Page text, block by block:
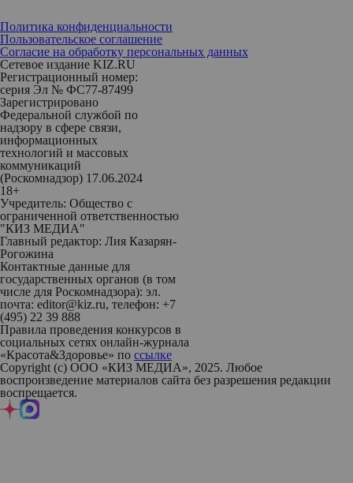
Политика конфиденциальности
Пользовательское соглашение
Согласие на обработку персональных данных
Сетевое издание KIZ.RU
Регистрационный номер:
серия Эл № ФС77-87499
Зарегистрировано
Федеральной службой по
надзору в сфере связи,
информационных
технологий и массовых
коммуникаций
(Роскомнадзор) 17.06.2024
18+
Учредитель: Общество с
ограниченной ответственностью
"КИЗ МЕДИА"
Главный редактор: Лия Казарян-
Рогожина
Контактные данные для
государственных органов (в том
числе для Роскомнадзора): эл.
почта: editor@kiz.ru, телефон: +7
(495) 22 39 888
Правила проведения конкурсов в
социальных сетях онлайн-журнала
«Красота&Здоровье» по ссылке
Copyright (с) ООО «КИЗ МЕДИА», 2025. Любое
воспроизведение материалов сайта без разрешения редакции
воспрещается.